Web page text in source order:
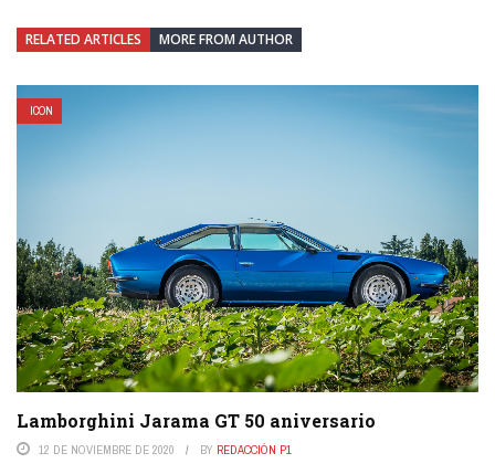
RELATED ARTICLES MORE FROM AUTHOR
ICON
Lamborghini Jarama GT 50 aniversario
12 DE NOVIEMBRE DE 2020 BY REDACCIÓN P1